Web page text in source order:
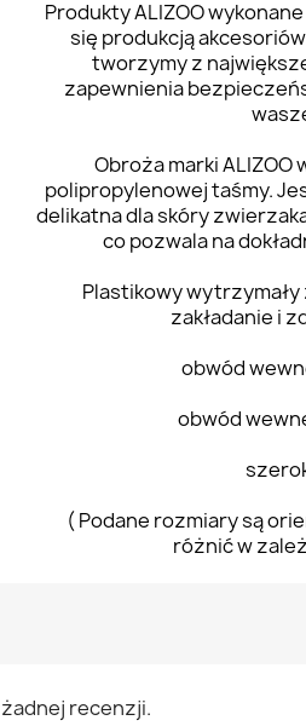
Produkty ALIZOO
się produkcją
tworzymy z
zapewnienia
Obroża marki ALIZOO
polipropylenowej taśmy.
delikatna dla skóry
co pozwala na
Plastikowy
zakładanie i
obwód
obwód
( Podane rozmiary są
różnić w
recenzji.